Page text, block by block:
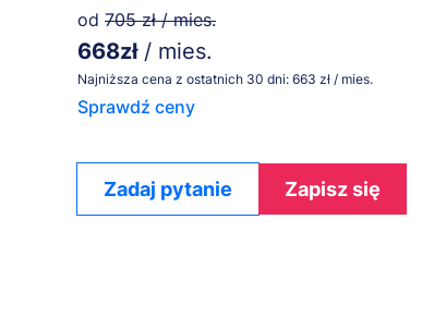
od 705 zł / mies.
668zł / mies.
Najniższa cena z ostatnich 30 dni: 663 zł / mies.
Sprawdź ceny
Zadaj pytanie Zapisz się